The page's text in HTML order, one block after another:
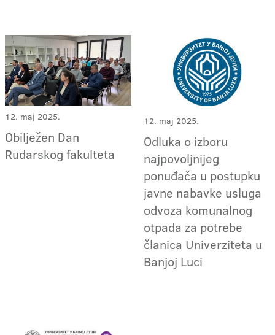
12. maj 2025.
Obilježen Dan
Rudarskog fakulteta
12. maj 2025.
Odluka o izboru
najpovoljnijeg
ponuđača u postupku
javne nabavke usluga
odvoza komunalnog
otpada za potrebe
članica Univerziteta u
Banjoj Luci